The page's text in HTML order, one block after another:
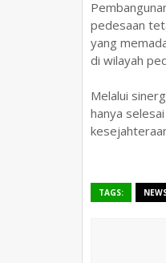
pedesaan
yang
di wilayah
Melalui
hanya
TAGS: